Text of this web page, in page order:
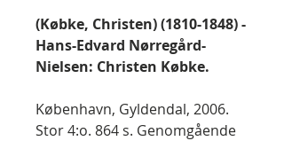
(Købke, Christen) (1810-1848) -
Hans-Edvard Nørregård-
Nielsen: Christen Købke.
København, Gyldendal, 2006.
Stor 4:o. 864 s. Genomgående